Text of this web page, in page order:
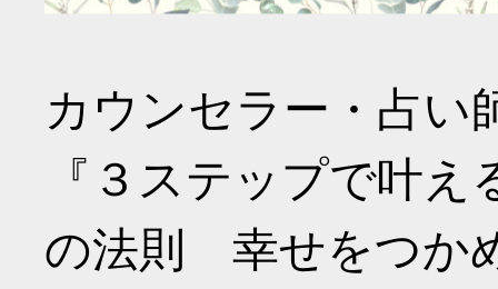
カウンセラー・占い
『３ステップで叶
の法則 幸せをつか